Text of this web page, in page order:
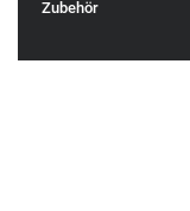
Zubehör